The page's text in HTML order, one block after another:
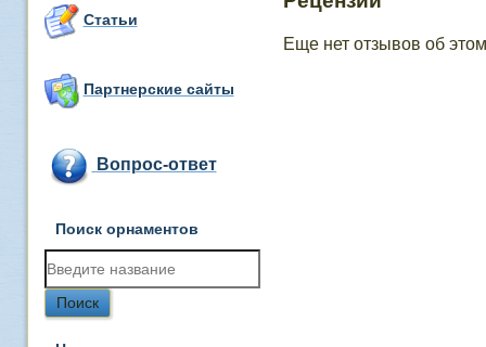
Статьи
Партнерские сайты
Вопрос-ответ
Поиск орнаментов
Еще нет отзывов об